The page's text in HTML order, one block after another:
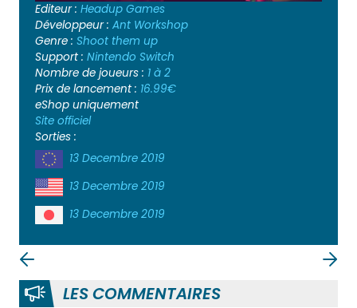
Editeur : Headup Games
Développeur : Ant Workshop
Genre : Shoot them up
Support : Nintendo Switch
Nombre de joueurs : 1 à 2
Prix de lancement : 16.99€
eShop uniquement
Site officiel
Sorties :
13 Decembre 2019
13 Decembre 2019
13 Decembre 2019
LES COMMENTAIRES